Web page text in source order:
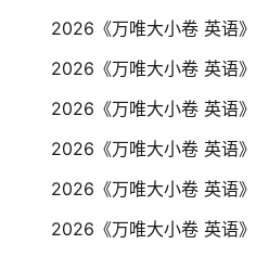
2026《万唯大小卷 英语
2026《万唯大小卷 英语
2026《万唯大小卷 英语
2026《万唯大小卷 英语
2026《万唯大小卷 英语
2026《万唯大小卷 英语